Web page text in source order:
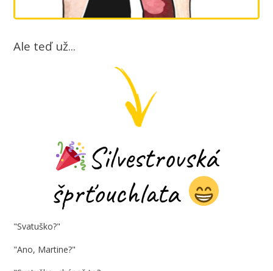
Ale teď už...
Silvestrovská
šprťouchlata
"Svatuško?"
"Ano, Martine?"